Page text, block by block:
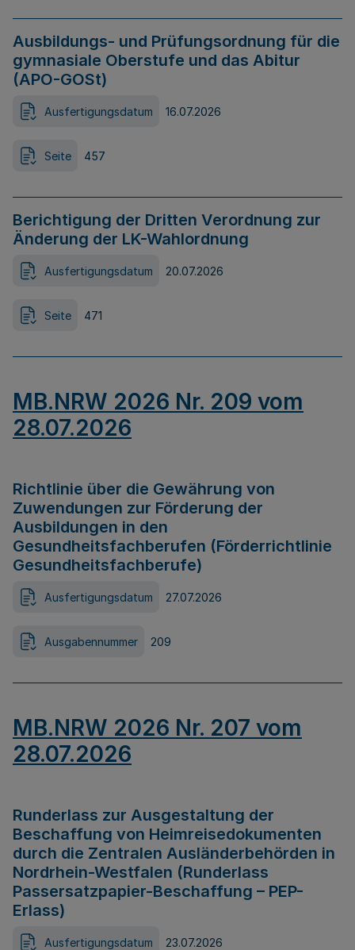
Ausbildungs- und Prüfungsordnung für die
gymnasiale Oberstufe und das Abitur
(APO-GOSt)
Ausfertigungsdatum 16.07.2026
Seite 457
Berichtigung der Dritten Verordnung zur
Änderung der LK-Wahlordnung
Ausfertigungsdatum 20.07.2026
Seite 471
MB.NRW 2026 Nr. 209 vom
28.07.2026
Richtlinie über die Gewährung von
Zuwendungen zur Förderung der
Ausbildungen in den
Gesundheitsfachberufen (Förderrichtlinie
Gesundheitsfachberufe)
Ausfertigungsdatum 27.07.2026
Ausgabennummer 209
MB.NRW 2026 Nr. 207 vom
28.07.2026
Runderlass zur Ausgestaltung der
Beschaffung von Heimreisedokumenten
durch die Zentralen Ausländerbehörden in
Nordrhein-Westfalen (Runderlass
Passersatzpapier-Beschaffung – PEP-
Erlass)
Ausfertigungsdatum 23.07.2026